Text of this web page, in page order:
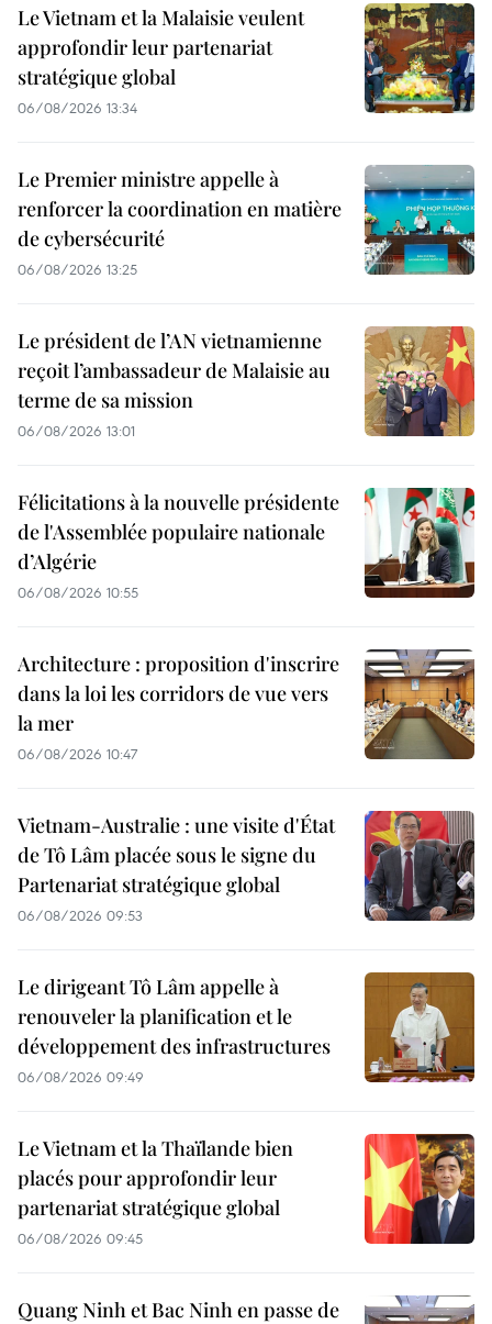
Le Vietnam et la Malaisie veulent
approfondir leur partenariat
stratégique global
06/08/2026 13:34
Le Premier ministre appelle à
renforcer la coordination en matière
de cybersécurité
06/08/2026 13:25
Le président de l’AN vietnamienne
reçoit l’ambassadeur de Malaisie au
terme de sa mission
06/08/2026 13:01
Félicitations à la nouvelle présidente
de l'Assemblée populaire nationale
d’Algérie
06/08/2026 10:55
Architecture : proposition d'inscrire
dans la loi les corridors de vue vers
la mer
06/08/2026 10:47
Vietnam-Australie : une visite d'État
de Tô Lâm placée sous le signe du
Partenariat stratégique global
06/08/2026 09:53
Le dirigeant Tô Lâm appelle à
renouveler la planification et le
développement des infrastructures
06/08/2026 09:49
Le Vietnam et la Thaïlande bien
placés pour approfondir leur
partenariat stratégique global
06/08/2026 09:45
Quang Ninh et Bac Ninh en passe de